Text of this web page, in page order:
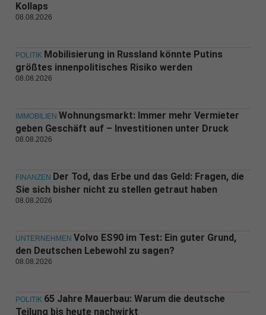
Kollaps
08.08.2026
POLITIK Mobilisierung in Russland könnte Putins
größtes innenpolitisches Risiko werden
08.08.2026
IMMOBILIEN Wohnungsmarkt: Immer mehr Vermieter
geben Geschäft auf – Investitionen unter Druck
08.08.2026
FINANZEN Der Tod, das Erbe und das Geld: Fragen, die
Sie sich bisher nicht zu stellen getraut haben
08.08.2026
UNTERNEHMEN Volvo ES90 im Test: Ein guter Grund,
den Deutschen Lebewohl zu sagen?
08.08.2026
POLITIK 65 Jahre Mauerbau: Warum die deutsche
Teilung bis heute nachwirkt